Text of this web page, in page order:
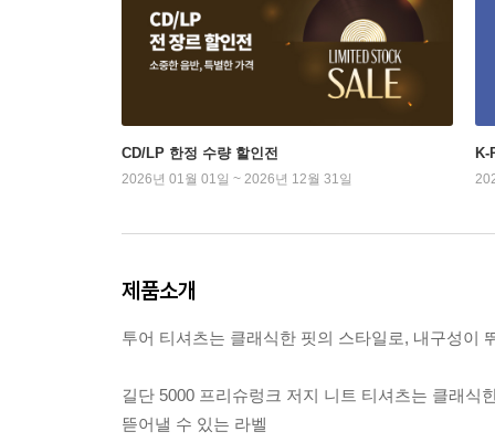
CD/LP 한정 수량 할인전
2026년 01월 01일 ~ 2026년 12월 31일
K-
제품소개
투어 티셔츠는 클래식한 핏의 스타일로, 내구성이
길단 5000 프리슈렁크 저지 니트 티셔츠는 클래식
뜯어낼 수 있는 라벨